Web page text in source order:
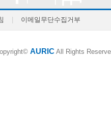
이메일무단수집거부
AURIC All Rights